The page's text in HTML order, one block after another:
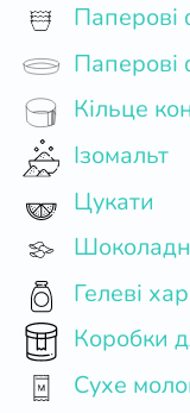
Паперові
Паперові
Кільце
Ізомальт
Цукати
Гелеві
Коробки
Сухе